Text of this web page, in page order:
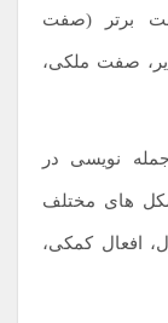
برتر (صفت
صفت ملکی،
نویسی در
های مختلف
افعال کمکی،